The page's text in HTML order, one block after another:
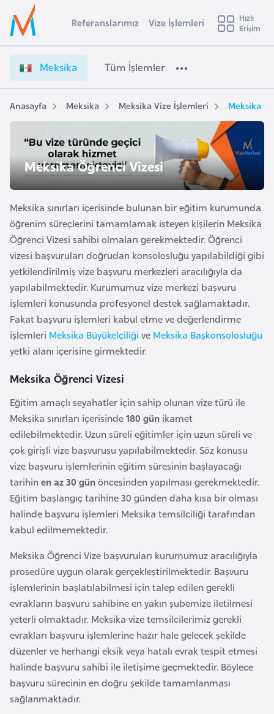
Ülke Seçimi
Başvuru yapmak istediğiniz ülkeyi seçin
Üye
Girişi
e
s
i
k
a
i
z
e
İ
ş
l
e
m
e
r
i
e
t
i
Referanslarımız Vize İşlemleri
Hızlı
Erişim
Meksika Tüm İşlemler
Anasayfa Meksika Meksika Vize İşlemleri Meksika
Meksika Öğrenci Vizesi
Meksika sınırları içerisinde bulunan bir eğitim kurumunda
öğrenim süreçlerini tamamlamak isteyen kişilerin Meksika
Öğrenci Vizesi sahibi olmaları gerekmektedir. Öğrenci
vizesi başvuruları doğrudan konsolosluğu yapılabildiği gibi
yetkilendirilmiş vize başvuru merkezleri aracılığıyla da
yapılabilmektedir. Kurumumuz vize merkezi başvuru
işlemleri konusunda profesyonel destek sağlamaktadır.
Fakat başvuru işlemleri kabul etme ve değerlendirme
işlemleri Meksika Büyükelçiliği ve Meksika Başkonsolosluğu
yetki alanı içerisine girmektedir.
Meksika Öğrenci Vizesi
Eğitim amaçlı seyahatler için sahip olunan vize türü ile
Meksika sınırları içerisinde180 gün ikamet
edilebilmektedir. Uzun süreli eğitimler için uzun süreli ve
çok girişli vize başvurusu yapılabilmektedir. Söz konusu
vize başvuru işlemlerinin eğitim süresinin başlayacağı
tarihinen az 30 günöncesinden yapılması gerekmektedir.
Eğitim başlangıç tarihine 30 günden daha kısa bir olması
halinde başvuru işlemleri Meksika temsilciliği tarafından
kabul edilmemektedir.
Meksika Öğrenci Vize başvuruları kurumumuz aracılığıyla
prosedüre uygun olarak gerçekleştirilmektedir. Başvuru
işlemlerinin başlatılabilmesi için talep edilen gerekli
evrakların başvuru sahibine en yakın şubemize iletilmesi
yeterli olmaktadır. Meksika vize temsilcilerimiz gerekli
evrakları başvuru işlemlerine hazır hale gelecek şekilde
düzenler ve herhangi eksik veya hatalı evrak tespit etmesi
halinde başvuru sahibi ile iletişime geçmektedir. Böylece
başvuru sürecinin en doğru şekilde tamamlanması
sağlanmaktadır.
s
t
r
a
v
u
t
u
r
y
a
A
z
e
b
a
y
c
a
n
B
a
h
e
y
n
B
a
n
g
l
a